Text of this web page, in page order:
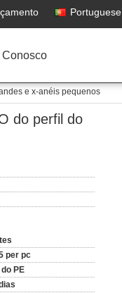
Portuguese
Conosco
e x-anéis pequenos
do perfil do
per pc
PE